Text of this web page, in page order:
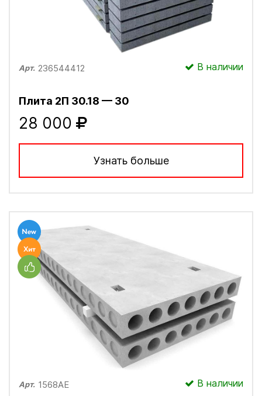
Арт. 236544412 В наличии
Плита 2П 30.18 — 30
28 000
Узнать больше
Арт. 1568АЕ В наличии